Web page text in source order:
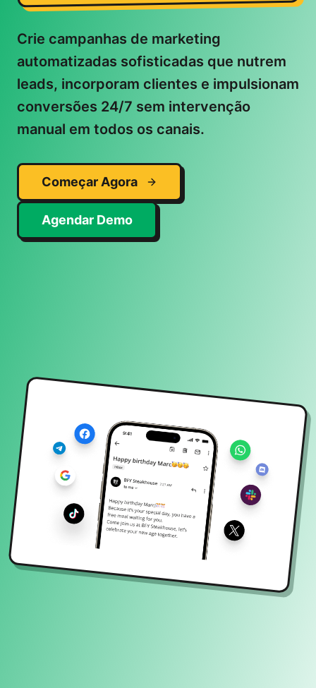
Crie campanhas de marketing
automatizadas sofisticadas que nutrem
leads, incorporam clientes e impulsionam
conversões 24/7 sem intervenção
manual em todos os canais.
Começar Agora
Agendar Demo